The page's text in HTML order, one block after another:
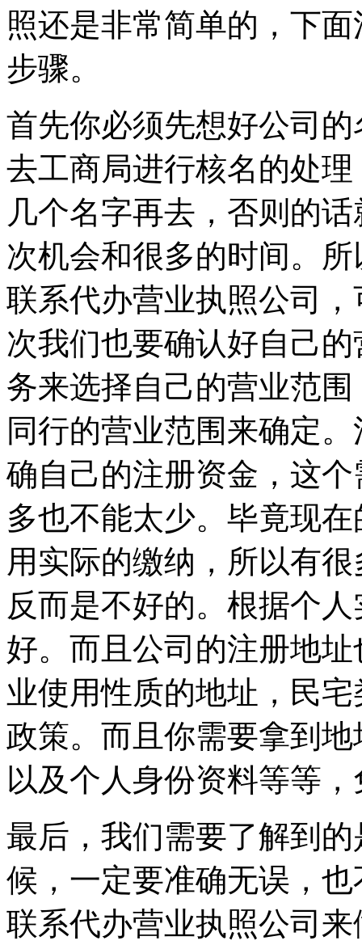
照还是非常简单的，下
步骤。
首先你必须先想好公司
去工商局进行核名的处
几个名字再去，否则的
次机会和很多的时间。
联系代办营业执照公司
次我们也要确认好自己
务来选择自己的营业范
同行的营业范围来确定
确自己的注册资金，这
多也不能太少。毕竟现
用实际的缴纳，所以有
反而是不好的。根据个
好。而且公司的注册地
业使用性质的地址，民
政策。而且你需要拿到
以及个人身份资料等等
最后，我们需要了解到
候，一定要准确无误，
联系代办营业执照公司